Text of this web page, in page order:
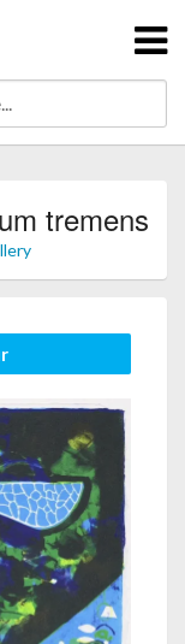
tremens